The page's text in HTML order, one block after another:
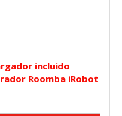
incluido
Roomba iRobot